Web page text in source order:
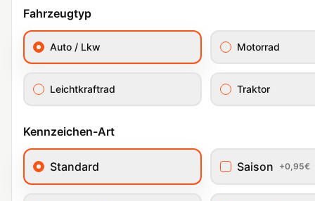
Fahrzeugtyp
Auto / Lkw Motorrad
Leichtkraftrad Traktor
Kennzeichen-Art
Standard Saison +0,95€